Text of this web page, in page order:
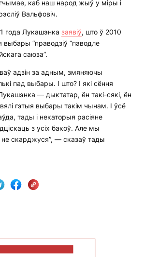
каб наш народ жыў у міры і
Вальфовіч.
года Лукашэнка заявіў, што ў 2010
выбары “праводзіў “паводле
саюза”.
адзін за адным, змяняючы
пад выбары. І што? І які сёння
— дыктатар, ён такі-сякі, ён
гэтыя выбары такім чынам. І ўсё
тады і некаторыя расіяне
з усіх бакоў. Але мы
не скарджуся”, — сказаў тады